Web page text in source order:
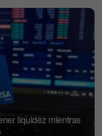
liquidez mientras